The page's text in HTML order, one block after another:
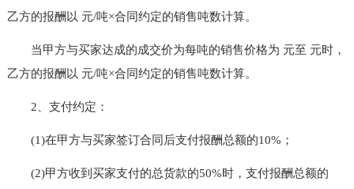
乙方的报酬以 元/吨×合同约定的销售吨数计算。
当甲方与买家达成的成交价为每吨的销售价格为 元至 元时，
乙方的报酬以 元/吨×合同约定的销售吨数计算。
2、支付约定：
(1)在甲方与买家签订合同后支付报酬总额的10%；
(2)甲方收到买家支付的总货款的50%时，支付报酬总额的